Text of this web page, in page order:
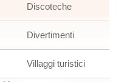
Discoteche
Divertimenti
Villaggi turistici